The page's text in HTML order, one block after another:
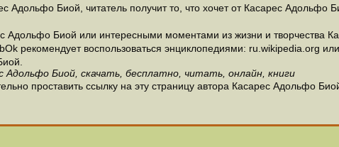
Адольфо Биой, читатель получит то, что хочет от Касарес Адольфо
Адольфо Биой или интересными моментами из жизни и творчества
рекомендует воспользоваться энциклопедиями: ru.wikipedia.org
Адольфо Биой, скачать, бесплатно, читать, онлайн, книги
проставить ссылку на эту страницу автора Касарес Адольфо